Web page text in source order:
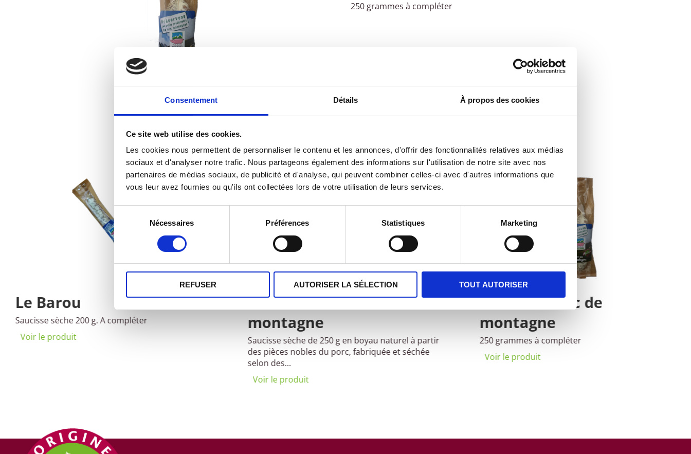
Consentement Détails À propos des cookies
Ce site web utilise des cookies.
Les cookies nous permettent de personnaliser le contenu et les annonces, d'offrir des fonctionnalités relatives aux médias
sociaux et d'analyser notre trafic. Nous partageons également des informations sur l'utilisation de notre site avec nos
partenaires de médias sociaux, de publicité et d'analyse, qui peuvent combiner celles-ci avec d'autres informations que
vous leur avez fournies ou qu'ils ont collectées lors de votre utilisation de leurs services.
du
consentement
Nécessaires Préférences Statistiques Marketing
REFUSER AUTORISER LA SÉLECTION TOUT AUTORISER
250 grammes à compléter
Les autres produitsLC Salaisons en Ardèche
Le Barou
Saucisse sèche 200 g. A compléter
Voir le produit
Saucisse sèche de
montagne
Saucisse sèche de 250 g en boyau naturel à partir
des pièces nobles du porc, fabriquée et séchée
selon des…
Voir le produit
Saucisson sec de
montagne
250 grammes à compléter
Voir le produit